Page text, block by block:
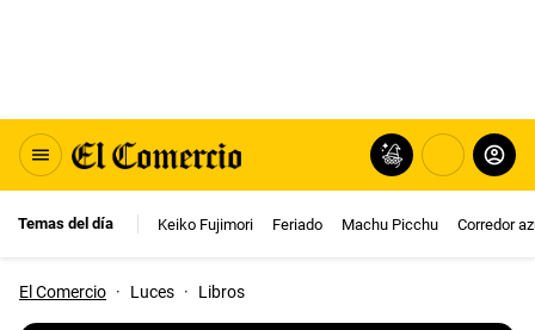
Temas del día Keiko Fujimori Feriado Machu Picchu Corredor
El Comercio · Luces · Libros